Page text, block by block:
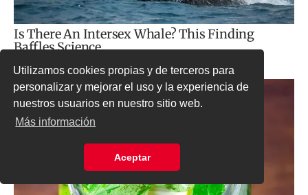
Utilizamos cookies propias y de terceros para
personalizar y mejorar el uso y la experiencia de
nuestros usuarios en nuestro sitio web.
Más información
Aceptar